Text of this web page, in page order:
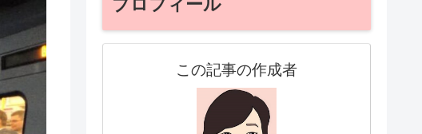
プロフィール
この記事の作成者